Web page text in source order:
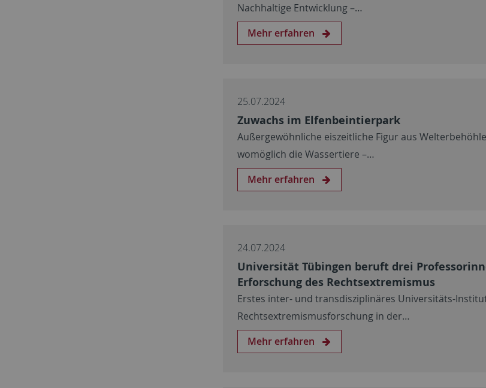
Nachhaltige Entwicklung –…
Mehr erfahren
25.07.2024
Zuwachs im Elfenbeintierpark
Außergewöhnliche eiszeitliche Figur aus
womöglich die Wassertiere –…
Mehr erfahren
24.07.2024
Universität Tübingen beruft drei
Erforschung des Rechtsextremismus
Erstes inter- und transdisziplinäres Universitäts-
Rechtsextremismusforschung in der…
Mehr erfahren